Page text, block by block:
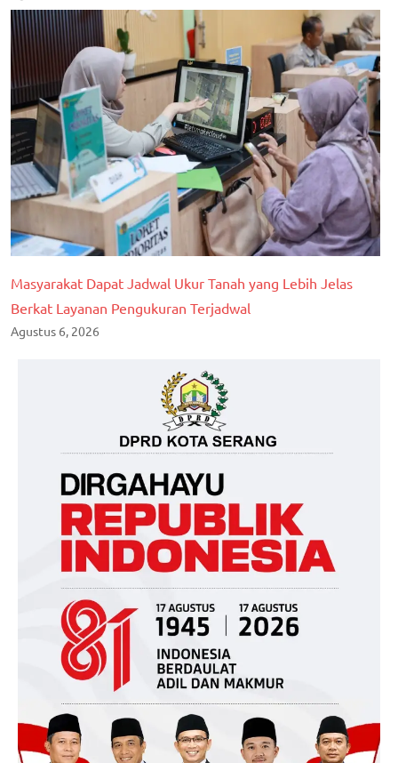
Masyarakat Dapat Jadwal Ukur Tanah yang Lebih Jelas
Berkat Layanan Pengukuran Terjadwal
Agustus 6, 2026